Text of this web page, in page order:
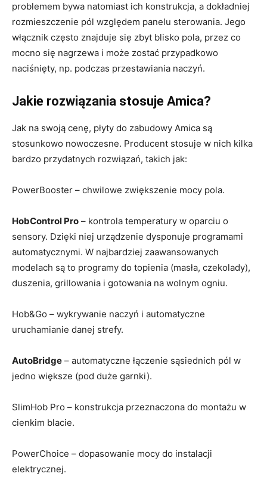
problemem bywa natomiast ich konstrukcja, a dokładniej
rozmieszczenie pól względem panelu sterowania. Jego
włącznik często znajduje się zbyt blisko pola, przez co
mocno się nagrzewa i może zostać przypadkowo
naciśnięty, np. podczas przestawiania naczyń.
Jakie rozwiązania stosuje Amica?
Jak na swoją cenę, płyty do zabudowy Amica są
stosunkowo nowoczesne. Producent stosuje w nich kilka
bardzo przydatnych rozwiązań, takich jak:
PowerBooster – chwilowe zwiększenie mocy pola.
HobControl Pro – kontrola temperatury w oparciu o
sensory. Dzięki niej urządzenie dysponuje programami
automatycznymi. W najbardziej zaawansowanych
modelach są to programy do topienia (masła, czekolady),
duszenia, grillowania i gotowania na wolnym ogniu.
Hob&Go – wykrywanie naczyń i automatyczne
uruchamianie danej strefy.
AutoBridge – automatyczne łączenie sąsiednich pól w
jedno większe (pod duże garnki).
SlimHob Pro – konstrukcja przeznaczona do montażu w
cienkim blacie.
PowerChoice – dopasowanie mocy do instalacji
elektrycznej.